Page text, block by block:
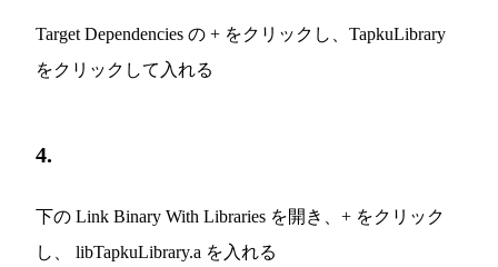
Target Dependencies の + をクリックし、TapkuLibrary
をクリックして入れる
4.
下の Link Binary With Libraries を開き、+ をクリック
し、 libTapkuLibrary.a を入れる